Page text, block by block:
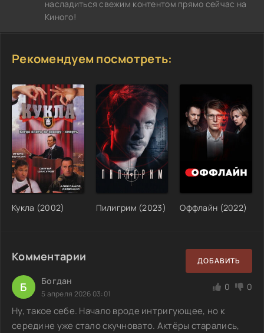
насладиться свежим контентом прямо сейчас на
Киного!
Рекомендуем посмотреть:
Кукла (2002) Пилигрим (2023) Оффлайн (2022)
Комментарии ДОБАВИТЬ
Б Богдан
5 апреля 2026 03:01
0 0
Ну, такое себе. Начало вроде интригующее, но к
середине уже стало скучновато. Актёры старались,